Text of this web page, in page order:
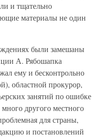
и тщательно
материалы не один
были замешаны
А. Рябошапка
ему и бесконтрольно
областной прокурор,
занятий по ошибке
другого местного
для страны,
и постановлений